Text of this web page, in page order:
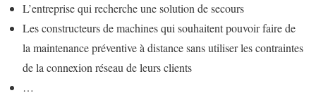
L’entreprise qui recherche une solution de secours
Les constructeurs de machines qui souhaitent pouvoir faire de
la maintenance préventive à distance sans utiliser les contraintes
de la connexion réseau de leurs clients
…